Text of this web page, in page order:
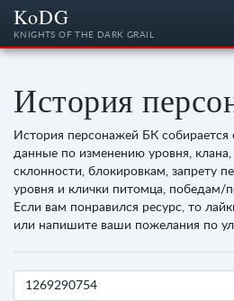
История
История персонажей БК собирается
данные по изменению уровня, клана,
склонности, блокировкам, запрету
уровня и клички питомца, победам/
Если вам понравился ресурс, то
или напишите ваши пожелания по
KoDG
KNIGHTS OF THE DARK GRAIL